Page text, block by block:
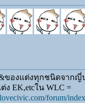
ของแต่งทุกชนิดจากญี่
ง EK,etcใน WLC =
forum/